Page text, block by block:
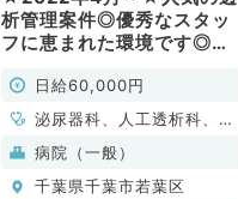
析管理案件◎優秀なスタッ
フに恵まれた環境です◎日
募集中◎専門医お持ちの先
生歓迎（人工透析科／非常
勤）
日給60,000円
泌尿器科、人工透析科、腎
臓内科
病院（一般）
千葉県千葉市若葉区